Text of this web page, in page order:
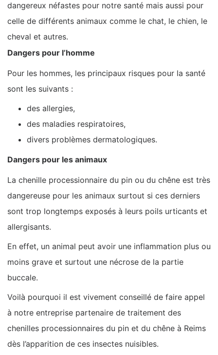
dangereux néfastes pour notre santé mais aussi pour
celle de différents animaux comme le chat, le chien, le
cheval et autres.
Dangers pour l’homme
Pour les hommes, les principaux risques pour la santé
sont les suivants :
des allergies,
des maladies respiratoires,
divers problèmes dermatologiques.
Dangers pour les animaux
La chenille processionnaire du pin ou du chêne est très
dangereuse pour les animaux surtout si ces derniers
sont trop longtemps exposés à leurs poils urticants et
allergisants.
En effet, un animal peut avoir une inflammation plus ou
moins grave et surtout une nécrose de la partie
buccale.
Voilà pourquoi il est vivement conseillé de faire appel
à notre entreprise partenaire de traitement des
chenilles processionnaires du pin et du chêne à Reims
dès l’apparition de ces insectes nuisibles.